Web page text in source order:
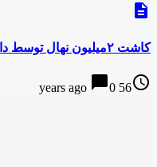
description
کاشت ۲میلیون نهال توسط دانش آموزان پیشتاز و فرزانه
access_time
56 years ago
chat_bubble0